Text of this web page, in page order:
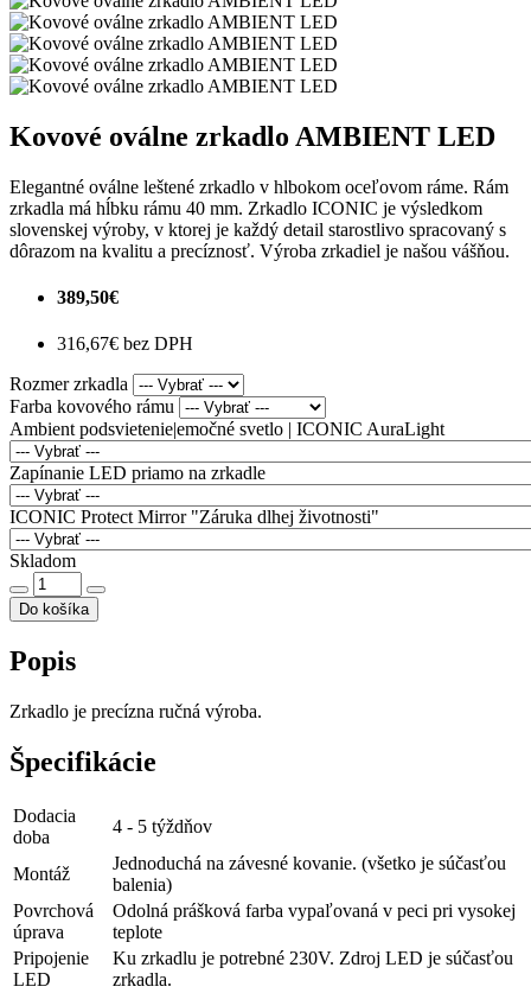
Kovové oválne zrkadlo AMBIENT LED
Elegantné oválne leštené zrkadlo v hlbokom oceľovom ráme. Rám
zrkadla má hĺbku rámu 40 mm. Zrkadlo ICONIC je výsledkom
slovenskej výroby, v ktorej je každý detail starostlivo spracovaný s
dôrazom na kvalitu a precíznosť. Výroba zrkadiel je našou vášňou.
389,50€
316,67€ bez DPH
Rozmer zrkadla
Farba kovového rámu
Ambient podsvietenie|emočné svetlo | ICONIC AuraLight
Zapínanie LED priamo na zrkadle
ICONIC Protect Mirror "Záruka dlhej životnosti"
Skladom
Do košíka
Popis
Zrkadlo je precízna ručná výroba.
Špecifikácie
Dodacia
doba
4 - 5 týždňov
Montáž
Jednoduchá na závesné kovanie. (všetko je súčasťou
balenia)
Povrchová
úprava
Odolná prášková farba vypaľovaná v peci pri vysokej
teplote
Pripojenie
LED
Ku zrkadlu je potrebné 230V. Zdroj LED je súčasťou
zrkadla.